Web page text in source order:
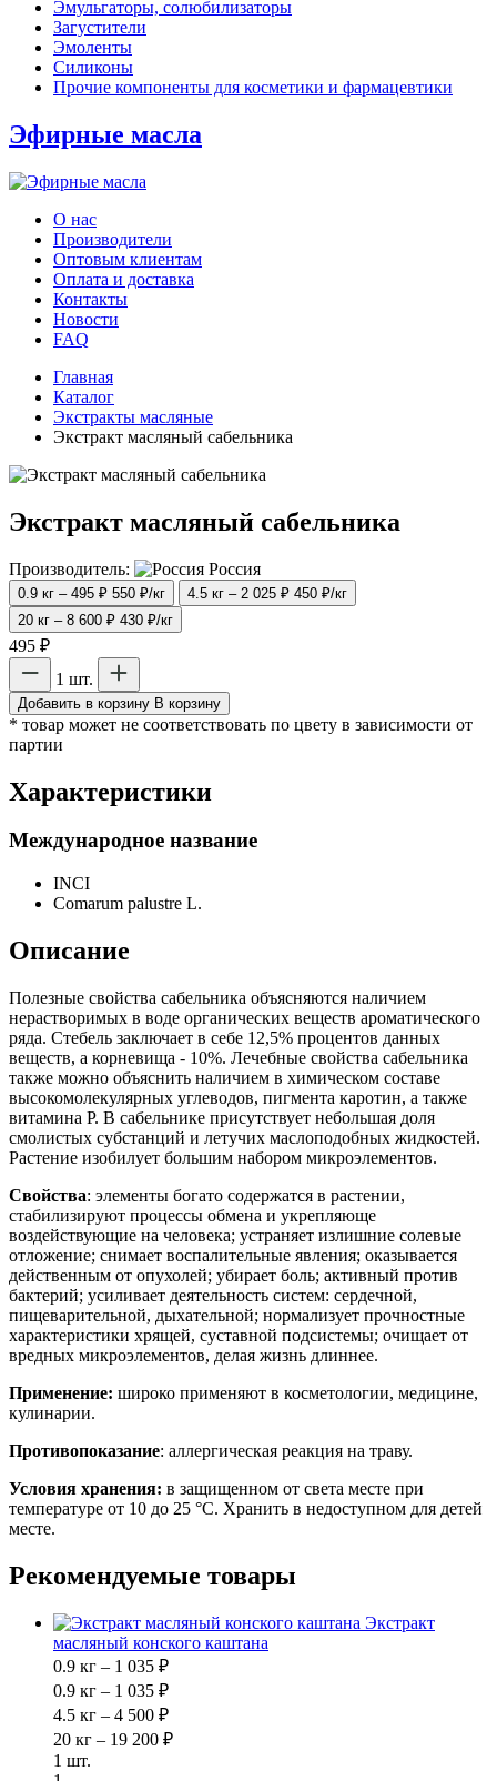
Эмульгаторы, солюбилизаторы
Загустители
Эмоленты
Силиконы
Прочие компоненты для косметики и фармацевтики
Эфирные масла
О нас
Производители
Оптовым клиентам
Оплата и доставка
Контакты
Новости
FAQ
Главная
Каталог
Экстракты масляные
Экстракт масляный сабельника
Экстракт масляный сабельника
Производитель: Россия
0.9 кг – 495 ₽ 550 ₽/кг 4.5 кг – 2 025 ₽ 450 ₽/кг
20 кг – 8 600 ₽ 430 ₽/кг
495 ₽
1 шт.
Добавить в корзину В корзину
* товар может не соответствовать по цвету в зависимости от
партии
Характеристики
Международное название
INCI
Comarum palustre L.
Описание
Полезные свойства сабельника объясняются наличием
нерастворимых в воде органических веществ ароматического
ряда. Стебель заключает в себе 12,5% процентов данных
веществ, а корневища - 10%. Лечебные свойства сабельника
также можно объяснить наличием в химическом составе
высокомолекулярных углеводов, пигмента каротин, а также
витамина Р. В сабельнике присутствует небольшая доля
смолистых субстанций и летучих маслоподобных жидкостей.
Растение изобилует большим набором микроэлементов.
Свойства: элементы богато содержатся в растении,
стабилизируют процессы обмена и укрепляюще
воздействующие на человека; устраняет излишние солевые
отложение; снимает воспалительные явления; оказывается
действенным от опухолей; убирает боль; активный против
бактерий; усиливает деятельность систем: сердечной,
пищеварительной, дыхательной; нормализует прочностные
характеристики хрящей, суставной подсистемы; очищает от
вредных микроэлементов, делая жизнь длиннее.
Применение: широко применяют в косметологии, медицине,
кулинарии.
Противопоказание: аллергическая реакция на траву.
Условия хранения: в защищенном от света месте при
температуре от 10 до 25 °С. Хранить в недоступном для детей
месте.
Рекомендуемые товары
Экстракт
масляный конского каштана
0.9 кг – 1 035 ₽
0.9 кг – 1 035 ₽
4.5 кг – 4 500 ₽
20 кг – 19 200 ₽
1 шт.